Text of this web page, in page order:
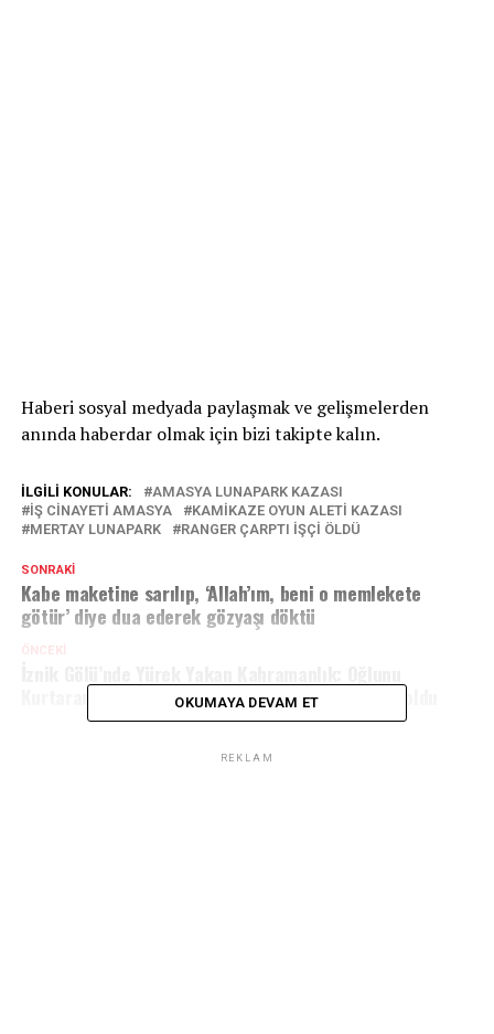
Haberi sosyal medyada paylaşmak ve gelişmelerden
anında haberdar olmak için bizi takipte kalın.
İLGILI KONULAR:
AMASYA LUNAPARK KAZASI
IŞ CINAYETI AMASYA
KAMIKAZE OYUN ALETI KAZASI
MERTAY LUNAPARK
RANGER ÇARPTI IŞÇI ÖLDÜ
SONRAKI
Kabe maketine sarılıp, ‘Allah’ım, beni o memlekete
götür’ diye dua ederek gözyaşı döktü
ÖNCEKI
Kurtaran Emekli Polis Sinan Çağlayan Suda Kayboldu
OKUMAYA DEVAM ET
REKLAM